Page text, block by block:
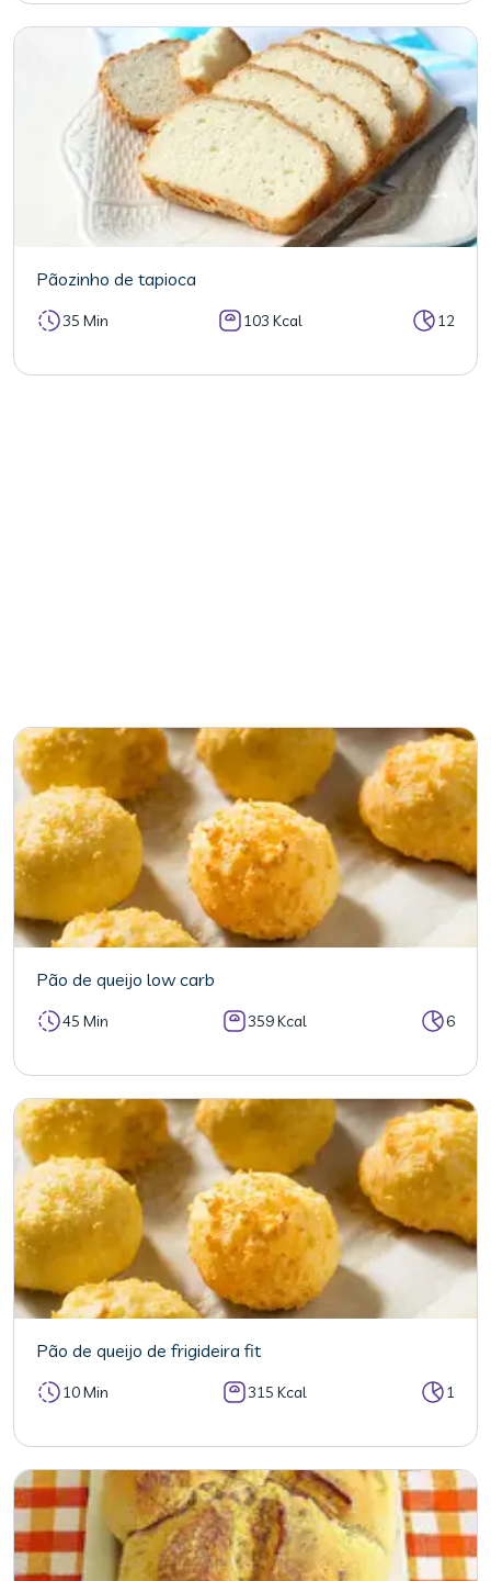
Pãozinho de tapioca
35 Min 103 Kcal 12
Pão de queijo low carb
45 Min 359 Kcal 6
Pão de queijo de frigideira fit
10 Min 315 Kcal 1